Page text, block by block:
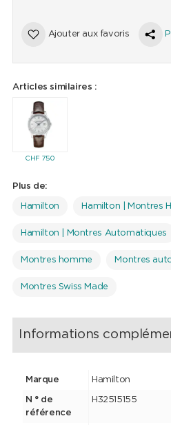
Ajouter aux favoris
Articles similaires :
CHF 750
Plus de:
Hamilton Hamilton | Montres
Hamilton | Montres Automatiques
Montres homme Montres
Montres Swiss Made
Informations
Marque Hamilton
N ° de
référence
H32515155